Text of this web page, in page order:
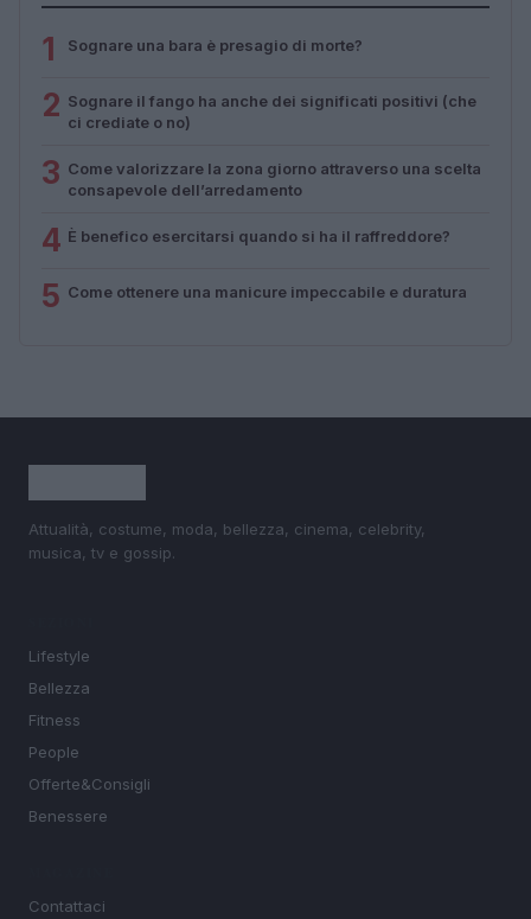
1 Sognare una bara è presagio di morte?
2 Sognare il fango ha anche dei significati positivi (che
ci crediate o no)
3 Come valorizzare la zona giorno attraverso una scelta
consapevole dell’arredamento
4 È benefico esercitarsi quando si ha il raffreddore?
5 Come ottenere una manicure impeccabile e duratura
Attualità, costume, moda, bellezza, cinema, celebrity,
musica, tv e gossip.
Lifestyle
Bellezza
Fitness
People
Offerte&Consigli
Benessere
Contattaci